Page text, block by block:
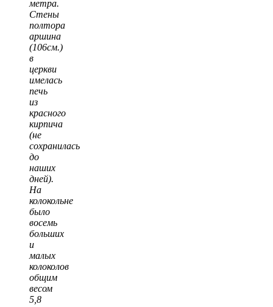
метра.
Стены
полтора
аршина
(106см.)
в
церкви
имелась
печь
из
красного
кирпича
(не
сохранилась
до
наших
дней).
На
колокольне
было
восемь
больших
и
малых
колоколов
общим
весом
5,8